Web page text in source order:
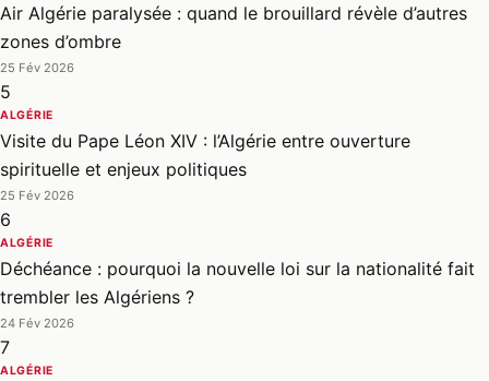
Air Algérie paralysée : quand le brouillard révèle d’autres
zones d’ombre
25 Fév 2026
5
ALGÉRIE
Visite du Pape Léon XIV : l’Algérie entre ouverture
spirituelle et enjeux politiques
25 Fév 2026
6
ALGÉRIE
Déchéance : pourquoi la nouvelle loi sur la nationalité fait
trembler les Algériens ?
24 Fév 2026
7
ALGÉRIE